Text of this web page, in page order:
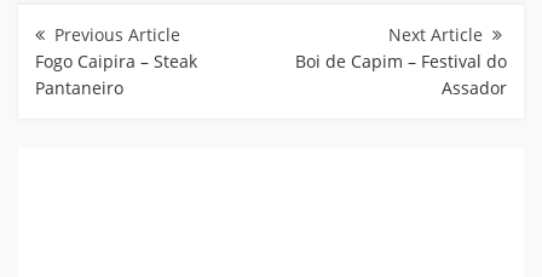
de
Post
Fogo Caipira – Steak
Pantaneiro
Boi de Capim – Festival do
Assador